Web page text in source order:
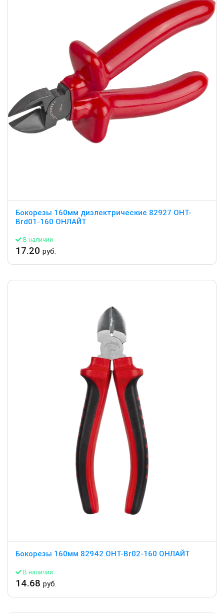
Бокорезы 160мм диэлектрические 82927 OHT-
Brd01-160 ОНЛАЙТ
В наличии
17.20 руб.
Бокорезы 160мм 82942 OHT-Br02-160 ОНЛАЙТ
В наличии
14.68 руб.